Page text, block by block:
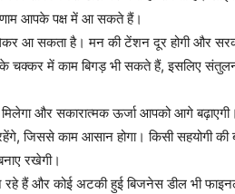
आपके पक्ष में आ सकते हैं।
सकता है। मन की टेंशन दूर होगी और
चक्कर में काम बिगड़ भी सकते हैं, इसलिए
और सकारात्मक ऊर्जा आपको आगे
जिससे काम आसान होगा। किसी सहयोगी की
रखेगी।
हैं और कोई अटकी हुई बिजनेस डील भी